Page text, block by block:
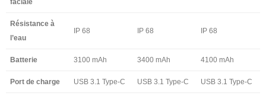
faciale
Résistance à
l’eau
IP 68 IP 68 IP 68
Batterie 3100 mAh 3400 mAh 4100 mAh
Port de charge USB 3.1 Type-C USB 3.1 Type-C USB 3.1 Type-C